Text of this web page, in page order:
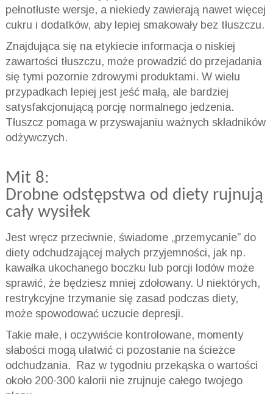
pełnotłuste wersje, a niekiedy zawierają nawet więcej
cukru i dodatków, aby lepiej smakowały bez tłuszczu.
Znajdująca się na etykiecie informacja o niskiej
zawartości tłuszczu, może prowadzić do przejadania
się tymi pozornie zdrowymi produktami. W wielu
przypadkach lepiej jest jeść małą, ale bardziej
satysfakcjonującą porcję normalnego jedzenia.
Tłuszcz pomaga w przyswajaniu ważnych składników
odżywczych.
Mit 8:
Drobne odstępstwa od diety rujnują
cały wysiłek
Jest wręcz przeciwnie, świadome „przemycanie” do
diety odchudzającej małych przyjemności, jak np.
kawałka ukochanego boczku lub porcji lodów może
sprawić, że będziesz mniej zdołowany. U niektórych,
restrykcyjne trzymanie się zasad podczas diety,
może spowodować uczucie depresji.
Takie małe, i oczywiście kontrolowane, momenty
słabości mogą ułatwić ci pozostanie na ścieżce
odchudzania. Raz w tygodniu przekąska o wartości
około 200-300 kalorii nie zrujnuje całego twojego